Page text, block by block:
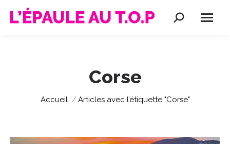
Recherche
Corse
Vous êtes ici :
Accueil Articles avec l’étiquette "Corse"